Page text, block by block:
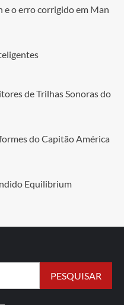
e o erro corrigido em Man
de Trilhas Sonoras do
do Capitão América
Equilibrium